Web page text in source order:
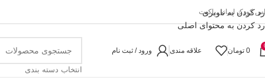
رد کردن به ناوبری
رد کردن به محتوای اصلی
کودک ایرانی پاکیت
0 تومان علاقه مندی ورود / ثبت نام
انتخاب دسته بندی